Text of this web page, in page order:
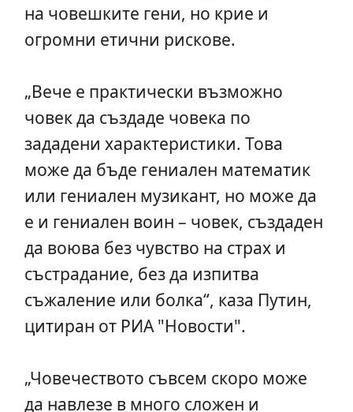
на човешките гени, но крие и
огромни етични рискове.
„Вече е практически възможно
човек да създаде човека по
зададени характеристики. Това
може да бъде гениален математик
или гениален музикант, но може да
е и гениален воин – човек, създаден
да воюва без чувство на страх и
състрадание, без да изпитва
съжаление или болка“, каза Путин,
цитиран от РИА "Новости".
„Човечеството съвсем скоро може
да навлезе в много сложен и